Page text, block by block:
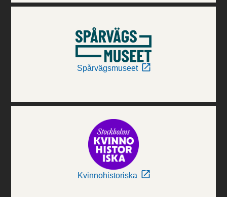
Spårvägsmuseet
Kvinnohistoriska